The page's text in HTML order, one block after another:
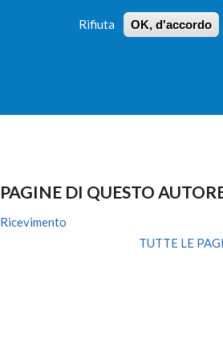
Rifiuta OK, d'accordo
PAGINE DI QUESTO
Ricevimento
TUTTE LE